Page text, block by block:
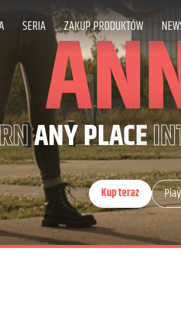
SERIA ZAKUP PRODUKTÓW
ANY PLACE
Kup teraz